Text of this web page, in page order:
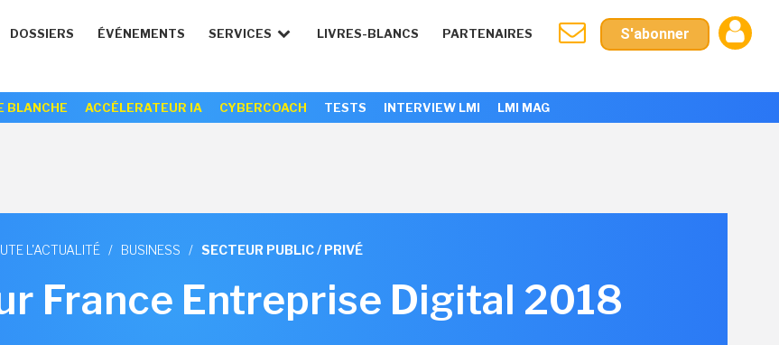
DOSSIERS ÉVÉNEMENTS SERVICES LIVRES-BLANCS PARTENAIRES S'abonner
BLANCHE ACCÉLERATEUR IA CYBERCOACH TESTS INTERVIEW LMI LMI MAG
L'ACTUALITÉ / BUSINESS / SECTEUR PUBLIC / PRIVÉ
France Entreprise Digital 2018